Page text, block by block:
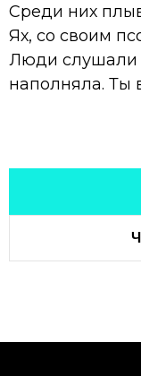
Среди них
Ях, со своим
Люди слушали
наполняла. Ты